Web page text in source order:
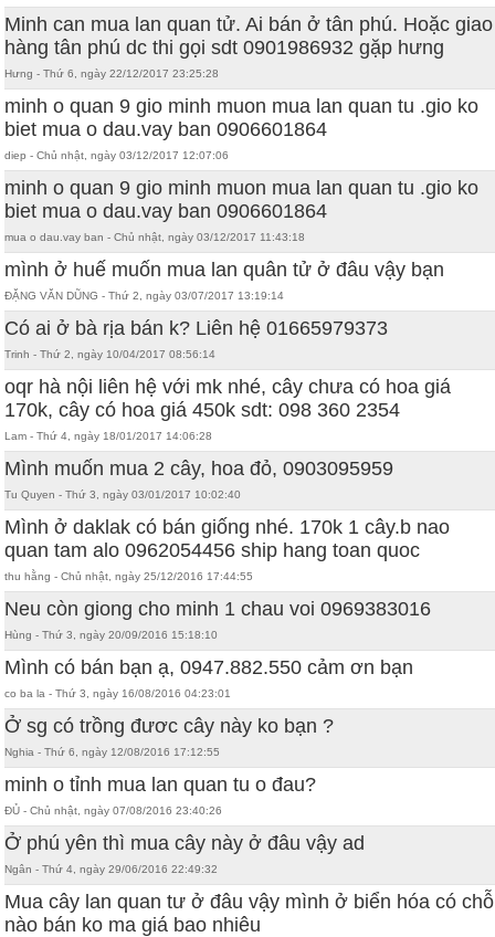
Minh can mua lan quan tử. Ai bán ở tân phú. Hoặc giao
hàng tân phú dc thi gọi sdt 0901986932 gặp hưng
Hưng - Thứ 6, ngày 22/12/2017 23:25:28
minh o quan 9 gio minh muon mua lan quan tu .gio ko
biet mua o dau.vay ban 0906601864
diep - Chủ nhật, ngày 03/12/2017 12:07:06
minh o quan 9 gio minh muon mua lan quan tu .gio ko
biet mua o dau.vay ban 0906601864
mua o dau.vay ban - Chủ nhật, ngày 03/12/2017 11:43:18
mình ở huế muốn mua lan quân tử ở đâu vậy bạn
ĐẶNG VĂN DŨNG - Thứ 2, ngày 03/07/2017 13:19:14
Có ai ở bà rịa bán k? Liên hệ 01665979373
Trinh - Thứ 2, ngày 10/04/2017 08:56:14
oqr hà nội liên hệ với mk nhé, cây chưa có hoa giá
170k, cây có hoa giá 450k sdt: 098 360 2354
Lam - Thứ 4, ngày 18/01/2017 14:06:28
Mình muốn mua 2 cây, hoa đỏ, 0903095959
Tu Quyen - Thứ 3, ngày 03/01/2017 10:02:40
Mình ở daklak có bán giống nhé. 170k 1 cây.b nao
quan tam alo 0962054456 ship hang toan quoc
thu hằng - Chủ nhật, ngày 25/12/2016 17:44:55
Neu còn giong cho minh 1 chau voi 0969383016
Hùng - Thứ 3, ngày 20/09/2016 15:18:10
Mình có bán bạn ạ, 0947.882.550 cảm ơn bạn
co ba la - Thứ 3, ngày 16/08/2016 04:23:01
Ở sg có trồng đươc cây này ko bạn ?
Nghia - Thứ 6, ngày 12/08/2016 17:12:55
minh o tỉnh mua lan quan tu o đau?
ĐỦ - Chủ nhật, ngày 07/08/2016 23:40:26
Ở phú yên thì mua cây này ở đâu vậy ad
Ngân - Thứ 4, ngày 29/06/2016 22:49:32
Mua cây lan quan tư ở đâu vậy mình ở biển hóa có chỗ
nào bán ko ma giá bao nhiêu